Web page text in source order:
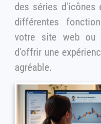
des séries d'icônes et
différentes
votre site web ou application mobile, afin
d'offrir une expérience
agréable.